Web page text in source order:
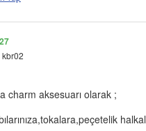
kbr02
charm aksesuarı olarak ;